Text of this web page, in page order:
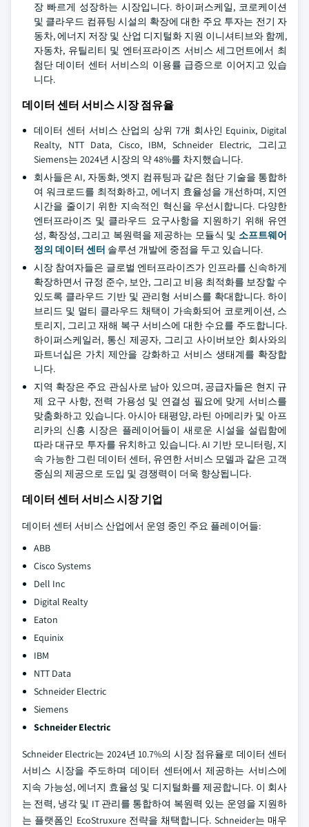
장 빠르게 성장하는 시장입니다. 하이퍼스케일, 코로케이션
및 클라우드 컴퓨팅 시설의 확장에 대한 주요 투자는 전기 자
동차, 에너지 저장 및 산업 디지털화 지원 이니셔티브와 함께,
자동차, 유틸리티 및 엔터프라이즈 서비스 세그먼트에서 최
첨단 데이터 센터 서비스의 이용률 급증으로 이어지고 있습
니다.
데이터 센터 서비스 시장 점유율
데이터 센터 서비스 산업의 상위 7개 회사인 Equinix, Digital
Realty, NTT Data, Cisco, IBM, Schneider Electric, 그리고
Siemens는 2024년 시장의 약 48%를 차지했습니다.
회사들은 AI, 자동화, 엣지 컴퓨팅과 같은 첨단 기술을 통합하
여 워크로드를 최적화하고, 에너지 효율성을 개선하며, 지연
시간을 줄이기 위한 지속적인 혁신을 우선시합니다. 다양한
엔터프라이즈 및 클라우드 요구사항을 지원하기 위해 유연
성, 확장성, 그리고 복원력을 제공하는 모듈식 및 소프트웨어
정의 데이터 센터 솔루션 개발에 중점을 두고 있습니다.
시장 참여자들은 글로벌 엔터프라이즈가 인프라를 신속하게
확장하면서 규정 준수, 보안, 그리고 비용 최적화를 보장할 수
있도록 클라우드 기반 및 관리형 서비스를 확대합니다. 하이
브리드 및 멀티 클라우드 채택이 가속화되어 코로케이션, 스
토리지, 그리고 재해 복구 서비스에 대한 수요를 주도합니다.
하이퍼스케일러, 통신 제공자, 그리고 사이버보안 회사와의
파트너십은 가치 제안을 강화하고 서비스 생태계를 확장합
니다.
지역 확장은 주요 관심사로 남아 있으며, 공급자들은 현지 규
제 요구 사항, 전력 가용성 및 연결성 필요에 맞게 서비스를
맞춤화하고 있습니다. 아시아 태평양, 라틴 아메리카 및 아프
리카의 신흥 시장은 플레이어들이 새로운 시설을 설립함에
따라 대규모 투자를 유치하고 있습니다. AI 기반 모니터링, 지
속 가능한 그린 데이터 센터, 유연한 서비스 모델과 같은 고객
중심의 제공으로 도입 및 경쟁력이 더욱 향상됩니다.
데이터 센터 서비스 시장 기업
데이터 센터 서비스 산업에서 운영 중인 주요 플레이어들:
ABB
Cisco Systems
Dell Inc
Digital Realty
Eaton
Equinix
IBM
NTT Data
Schneider Electric
Siemens
Schneider Electric
Schneider Electric는 2024년 10.7%의 시장 점유율로 데이터 센터
서비스 시장을 주도하며 데이터 센터에서 제공하는 서비스에
지속 가능성, 에너지 효율성 및 디지털화를 제공합니다. 이 회사
는 전력, 냉각 및 IT 관리를 통합하여 복원력 있는 운영을 지원하
는 플랫폼인 EcoStruxure 전략을 채택합니다. Schneider는 매우